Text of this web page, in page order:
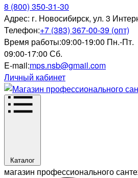
8 (800) 350-31-30
Адрес: г. Новосибирск, ул. 3
Телефон:+7 (383) 367-00-39 (опт)
Время работы:09:00-19:00 Пн.-Пт.
09:00-17:00 Сб.
E-mail:mps.nsb@gmail.com
Личный кабинет
Каталог
магазин профессионального